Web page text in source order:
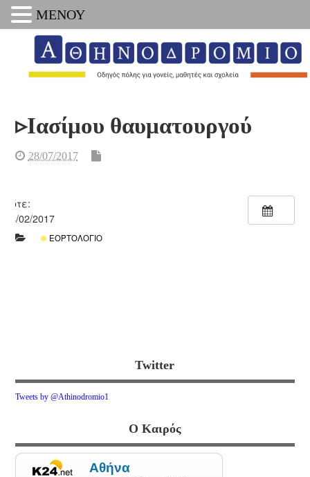
▹Ιασίμου θαυματουργού
28/07/2017
Πότε:
04/02/2017
ΕΟΡΤΟΛΌΓΙΟ
Twitter
Tweets by @Athinodromio1
Ο Καιρός
ΜΕΝΟΥ